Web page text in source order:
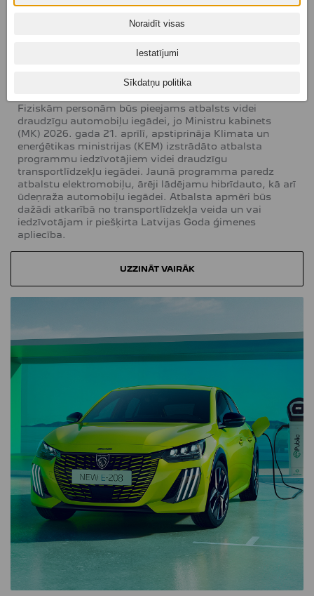
VALSTS ATBALSTS ELEKTROAUTO UN
Fiziskām personām būs pieejams atbalsts videi
draudzīgu automobiļu iegādei, jo Ministru kabinets
(MK) 2026. gada 21. aprīlī, apstiprināja Klimata un
enerģētikas ministrijas (KEM) izstrādāto atbalsta
programmu iedzīvotājiem videi draudzīgu
transportlīdzekļu iegādei. Jaunā programma paredz
atbalstu elektromobiļu, ārēji lādējamu hibrīdauto, kā arī
ūdeņraža automobiļu iegādei. Atbalsta apmēri būs
dažādi atkarībā no transportlīdzekļa veida un vai
iedzīvotājam ir piešķirta Latvijas Goda ģimenes
apliecība.
UZZINĀT VAIRĀK
Noraidīt visas
Iestatījumi
Sīkdatņu politika